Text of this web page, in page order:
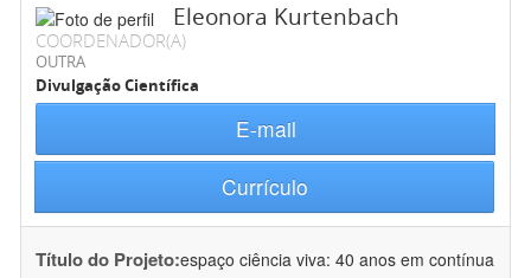
Eleonora Kurtenbach
COORDENADOR(A)
OUTRA
Divulgação Científica
E-mail
Currículo
Título do Projeto:espaço ciência viva: 40 anos em contínua